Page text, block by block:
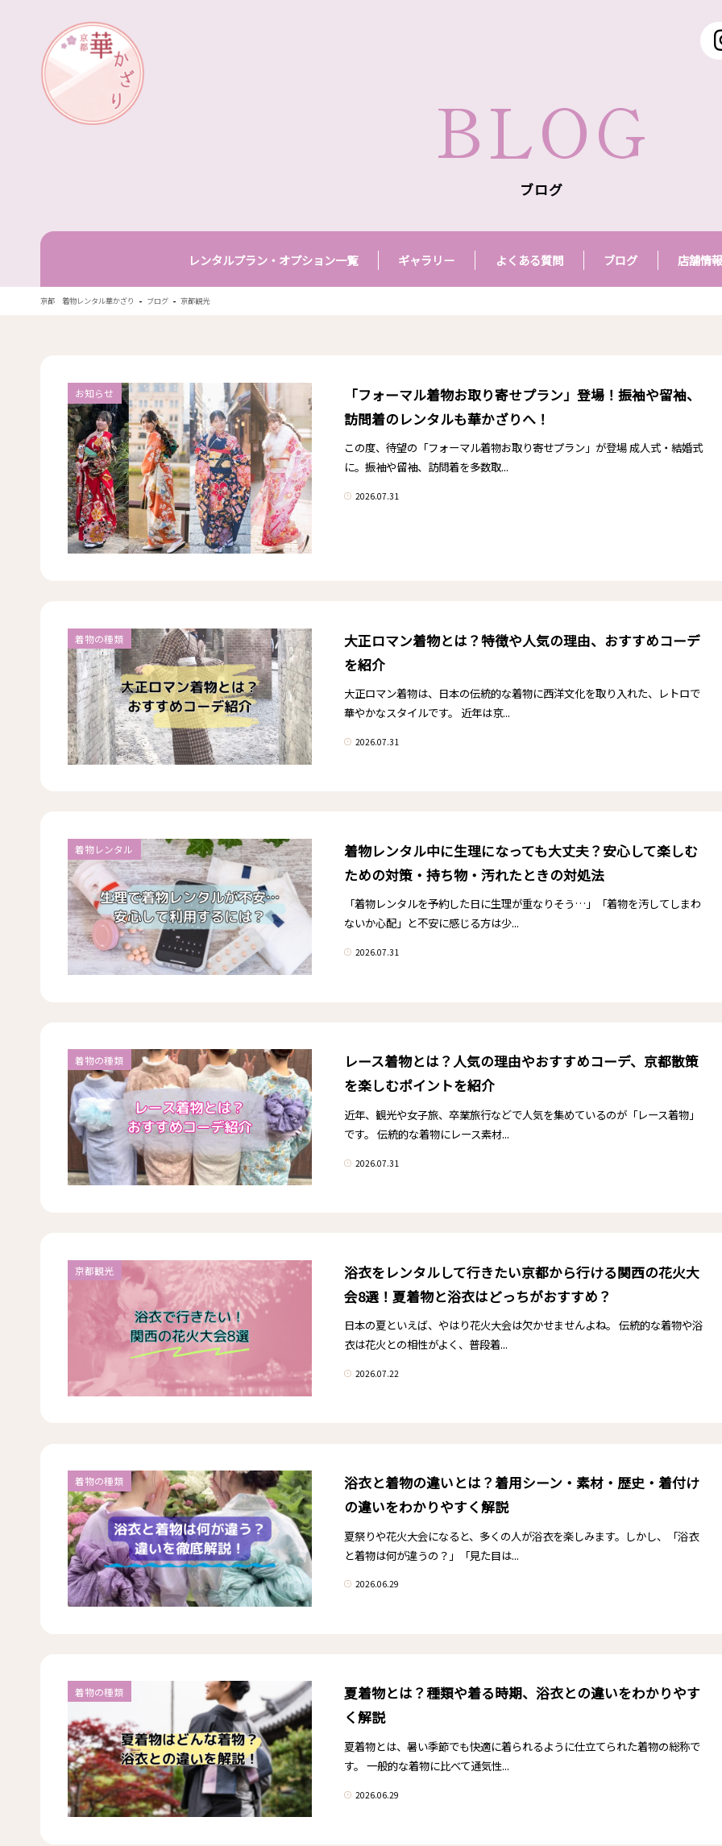
BLOG
ブログ
レンタルプラン・オプション一覧 ギャラリー よくある質問 ブログ 店舗情報
京都 着物レンタル華かざり - ブログ - 京都観光
お知らせ
「フォーマル着物お取り寄せプラン」登場！振袖や留袖、
訪問着のレンタルも華かざりへ！
この度、待望の「フォーマル着物お取り寄せプラン」が登場 成人式・結婚式
に。振袖や留袖、訪問着を多数取...
2026.07.31
着物の種類
大正ロマン着物とは？特徴や人気の理由、おすすめコーデ
を紹介
大正ロマン着物は、日本の伝統的な着物に西洋文化を取り入れた、レトロで
華やかなスタイルです。 近年は京...
2026.07.31
着物レンタル
着物レンタル中に生理になっても大丈夫？安心して楽しむ
ための対策・持ち物・汚れたときの対処法
「着物レンタルを予約した日に生理が重なりそう…」「着物を汚してしまわ
ないか心配」と不安に感じる方は少...
2026.07.31
着物の種類
レース着物とは？人気の理由やおすすめコーデ、京都散策
を楽しむポイントを紹介
近年、観光や女子旅、卒業旅行などで人気を集めているのが「レース着物」
です。 伝統的な着物にレース素材...
2026.07.31
京都観光
浴衣をレンタルして行きたい京都から行ける関西の花火大
会8選！夏着物と浴衣はどっちがおすすめ？
日本の夏といえば、やはり花火大会は欠かせませんよね。 伝統的な着物や浴
衣は花火との相性がよく、普段着...
2026.07.22
着物の種類
浴衣と着物の違いとは？着用シーン・素材・歴史・着付け
の違いをわかりやすく解説
夏祭りや花火大会になると、多くの人が浴衣を楽しみます。しかし、「浴衣
と着物は何が違うの？」「見た目は...
2026.06.29
着物の種類
夏着物とは？種類や着る時期、浴衣との違いをわかりやす
く解説
夏着物とは、暑い季節でも快適に着られるように仕立てられた着物の総称で
す。 一般的な着物に比べて通気性...
2026.06.29